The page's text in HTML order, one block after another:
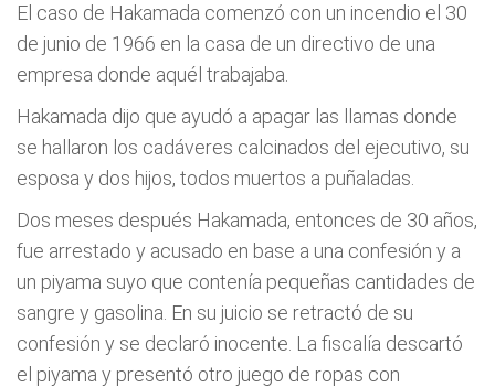
El caso de Hakamada comenzó con un incendio el 30
de junio de 1966 en la casa de un directivo de una
empresa donde aquél trabajaba.
Hakamada dijo que ayudó a apagar las llamas donde
se hallaron los cadáveres calcinados del ejecutivo, su
esposa y dos hijos, todos muertos a puñaladas.
Dos meses después Hakamada, entonces de 30 años,
fue arrestado y acusado en base a una confesión y a
un piyama suyo que contenía pequeñas cantidades de
sangre y gasolina. En su juicio se retractó de su
confesión y se declaró inocente. La fiscalía descartó
el piyama y presentó otro juego de ropas con